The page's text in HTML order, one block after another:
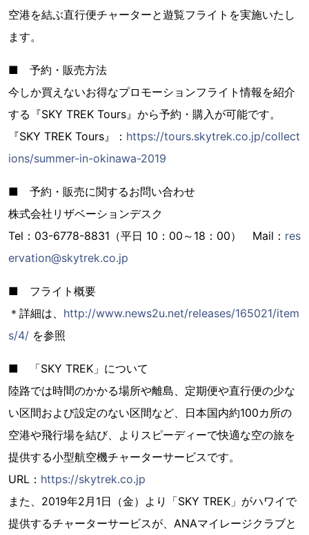
空港を結ぶ直行便チャーターと遊覧フライトを実施いたし
ます。
■ 予約・販売方法
今しか買えないお得なプロモーションフライト情報を紹介
する『SKY TREK Tours』から予約・購入が可能です。
『SKY TREK Tours』： https://tours.skytrek.co.jp/collect
ions/summer-in-okinawa-2019
■ 予約・販売に関するお問い合わせ
株式会社リザベーションデスク
Tel：03-6778-8831（平日 10：00～18：00） Mail： res
ervation@skytrek.co.jp
■ フライト概要
＊詳細は、 http://www.news2u.net/releases/165021/item
s/4/ を参照
■ 「SKY TREK」について
陸路では時間のかかる場所や離島、定期便や直行便の少な
い区間および設定のない区間など、日本国内約100カ所の
空港や飛行場を結び、よりスピーディーで快適な空の旅を
提供する小型航空機チャーターサービスです。
URL： https://skytrek.co.jp
また、2019年2月1日（金）より「SKY TREK」がハワイで
提供するチャーターサービスが、ANAマイレージクラブと